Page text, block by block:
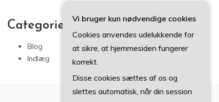
Categories
Blog
Indlæg
Vi bruger kun nødvendige cookies
Cookies anvendes udelukkende for
at sikre, at hjemmesiden fungerer
korrekt.
Disse cookies sættes af os og
slettes automatisk, når din session